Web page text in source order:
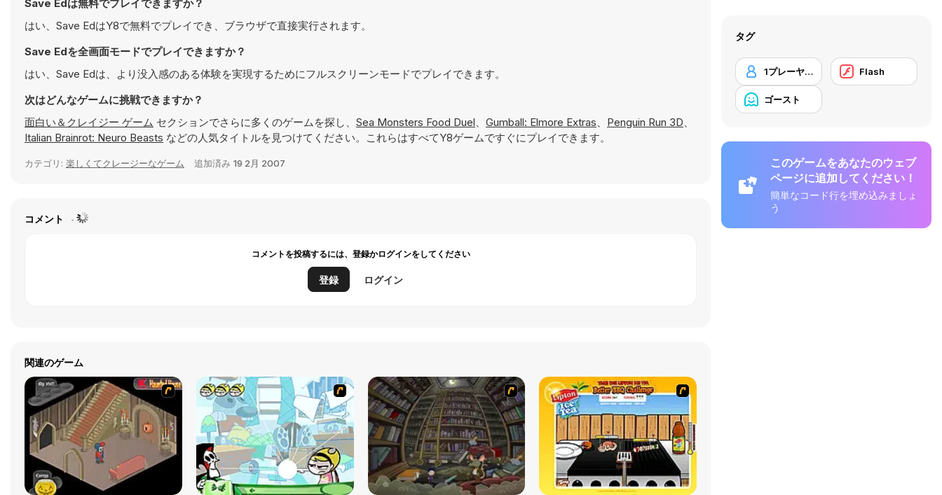
Save Edは無料でプレイできますか？
はい、Save EdはY8で無料でプレイでき、ブラウザで直接実行されます。
Save Edを全画面モードでプレイできますか？
はい、Save Edは、より没入感のある体験を実現するためにフルスクリーンモードでプレイできます。
次はどんなゲームに挑戦できますか？
面白い＆クレイジー ゲーム セクションでさらに多くのゲームを探し、 Sea Monsters Food Duel、 Gumball: Elmore Extras、 Penguin Run 3D、
Italian Brainrot: Neuro Beasts などの人気タイトルを見つけてください。これらはすべてY8ゲームですぐにプレイできます。
カテゴリ: 楽しくてクレージーなゲーム 追加済み 19 2月 2007
コメント
コメントを投稿するには、登録かログインをしてください
登録 ログイン
関連のゲーム
タグ
1プレーヤー Flash
ゴースト
このゲームをあなたのウェブ
ページに追加してください！
簡単なコード行を埋め込みましょ
う